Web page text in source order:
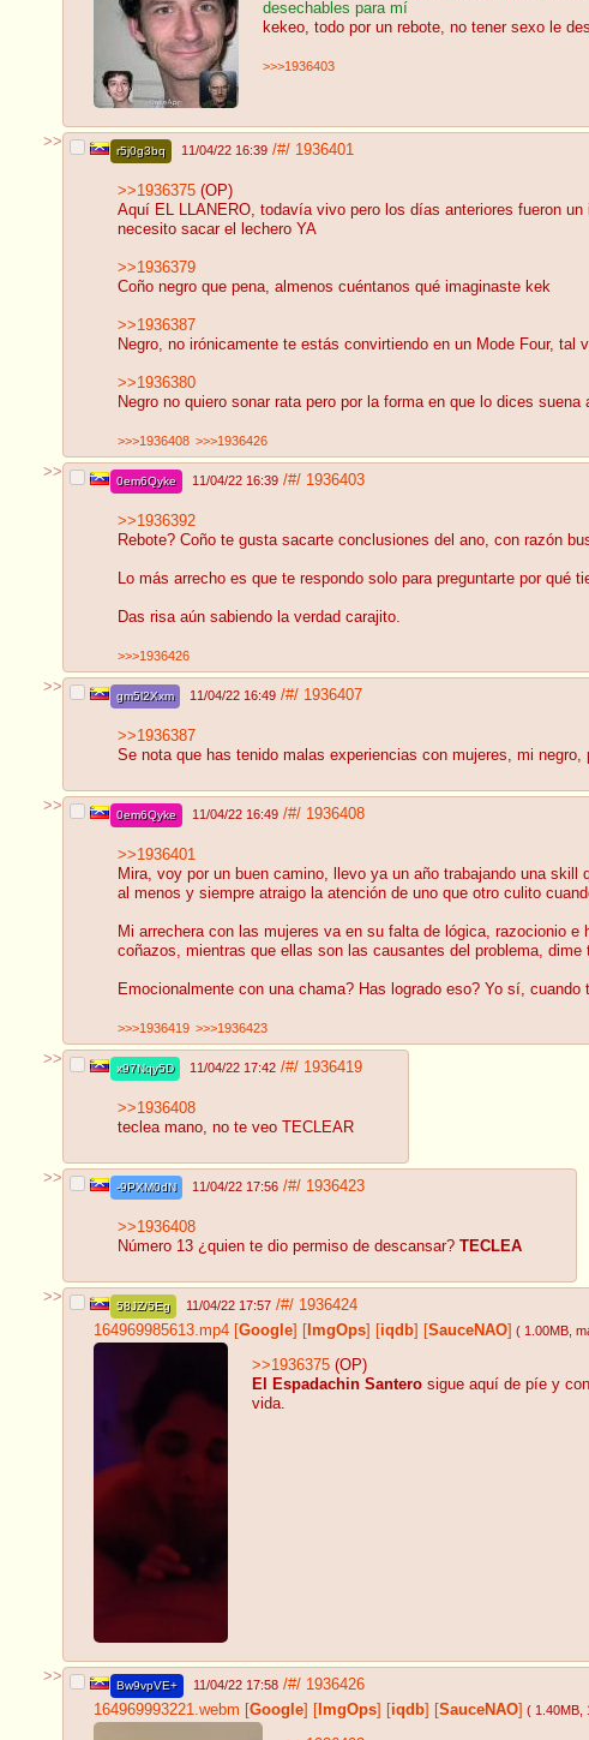
desechables para mí
kekeo, todo por un rebote, no tener sexo le
>>>1936403
>>
r5j0g3bq 11/04/22 16:39 /#/ 1936401
>>1936375 (OP)
Aquí EL LLANERO, todavía vivo pero los días anteriores fueron
necesito sacar el lechero YA
>>1936379
Coño negro que pena, almenos cuéntanos qué imaginaste kek
>>1936387
Negro, no irónicamente te estás convirtiendo en un Mode Four,
>>1936380
Negro no quiero sonar rata pero por la forma en que lo dices
>>>1936408 >>>1936426
>>
0em6Qyke 11/04/22 16:39 /#/ 1936403
>>1936392
Rebote? Coño te gusta sacarte conclusiones del ano, con razón
Lo más arrecho es que te respondo solo para preguntarte por qué
Das risa aún sabiendo la verdad carajito.
>>>1936426
>>
gm5l2Xxm 11/04/22 16:49 /#/ 1936407
>>1936387
Se nota que has tenido malas experiencias con mujeres, mi
>>
0em6Qyke 11/04/22 16:49 /#/ 1936408
>>1936401
Mira, voy por un buen camino, llevo ya un año trabajando una
al menos y siempre atraigo la atención de uno que otro culito
Mi arrechera con las mujeres va en su falta de lógica, razocionio
coñazos, mientras que ellas son las causantes del problema,
Emocionalmente con una chama? Has logrado eso? Yo sí,
>>>1936419 >>>1936423
>>
x97Nqy5D 11/04/22 17:42 /#/ 1936419
>>1936408
teclea mano, no te veo TECLEAR
>>
-9PXM0dN 11/04/22 17:56 /#/ 1936423
>>1936408
Número 13 ¿quien te dio permiso de descansar? TECLEA
>>
58JZ/5Eg 11/04/22 17:57 /#/ 1936424
164969985613.mp4 Google ImgOps iqdb SauceNAO ( 1.00MB ,
>>1936375 (OP)
El Espadachin Santero sigue aquí de píe y con
vida.
>>
Bw9vpVE+ 11/04/22 17:58 /#/ 1936426
164969993221.webm
Google ImgOps iqdb SauceNAO ( 1.40MB